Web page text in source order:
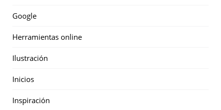
Google
Herramientas online
Ilustración
Inicios
Inspiración